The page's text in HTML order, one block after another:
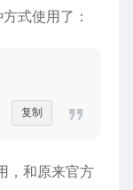
式使用了：
复制
，和原来官方